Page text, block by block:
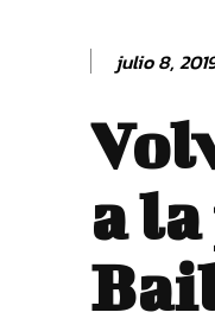
julio 8,
a